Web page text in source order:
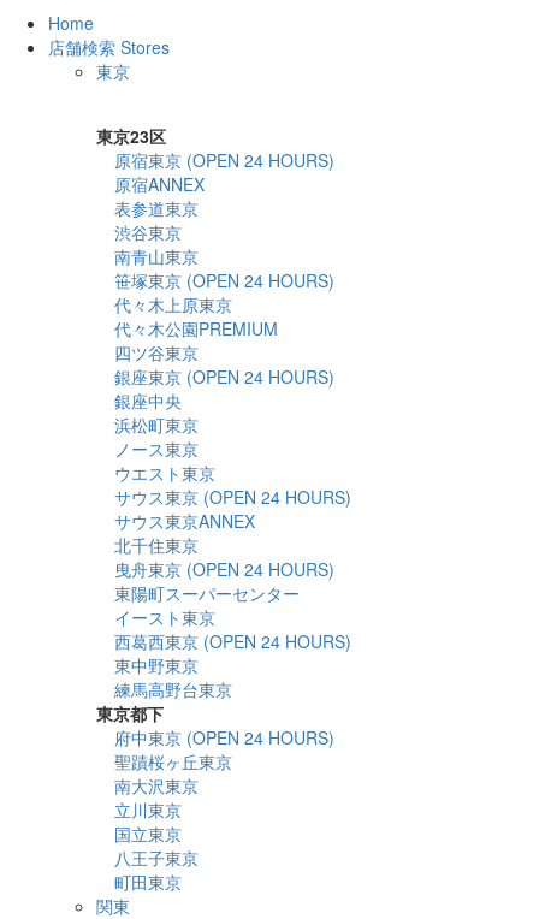
Home
店舗検索 Stores
東京
東京23区
原宿東京 (OPEN 24 HOURS)
原宿ANNEX
表参道東京
渋谷東京
南青山東京
笹塚東京 (OPEN 24 HOURS)
代々木上原東京
代々木公園PREMIUM
四ツ谷東京
銀座東京 (OPEN 24 HOURS)
銀座中央
浜松町東京
ノース東京
ウエスト東京
サウス東京 (OPEN 24 HOURS)
サウス東京ANNEX
北千住東京
曳舟東京 (OPEN 24 HOURS)
東陽町スーパーセンター
イースト東京
西葛西東京 (OPEN 24 HOURS)
東中野東京
練馬高野台東京
東京都下
府中東京 (OPEN 24 HOURS)
聖蹟桜ヶ丘東京
南大沢東京
立川東京
国立東京
八王子東京
町田東京
関東